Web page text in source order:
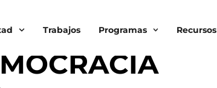
Trabajos Programas Recursos